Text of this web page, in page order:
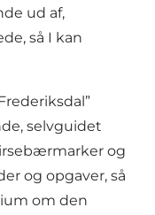
ud af,
så I kan
selvguidet
og
og opgaver, så
om den